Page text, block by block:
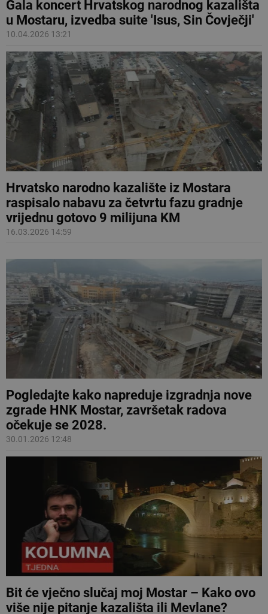
Gala koncert Hrvatskog narodnog kazališta
u Mostaru, izvedba suite 'Isus, Sin Čovječji'
10.04.2026 13:21
Hrvatsko narodno kazalište iz Mostara
raspisalo nabavu za četvrtu fazu gradnje
vrijednu gotovo 9 milijuna KM
16.03.2026 14:59
Pogledajte kako napreduje izgradnja nove
zgrade HNK Mostar, završetak radova
očekuje se 2028.
30.01.2026 12:48
Bit će vječno slučaj moj Mostar – Kako ovo
više nije pitanje kazališta ili Mevlane?